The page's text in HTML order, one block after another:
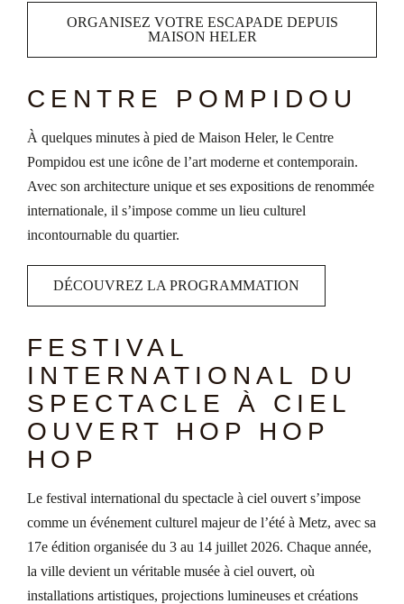
ORGANISEZ VOTRE ESCAPADE DEPUIS
MAISON HELER
CENTRE POMPIDOU
À quelques minutes à pied de Maison Heler, le Centre
Pompidou est une icône de l’art moderne et contemporain.
Avec son architecture unique et ses expositions de renommée
internationale, il s’impose comme un lieu culturel
incontournable du quartier.
DÉCOUVREZ LA PROGRAMMATION
FESTIVAL
INTERNATIONAL DU
SPECTACLE À CIEL
OUVERT HOP HOP
HOP
Le festival international du spectacle à ciel ouvert s’impose
comme un événement culturel majeur de l’été à Metz, avec sa
17e édition organisée du 3 au 14 juillet 2026. Chaque année,
la ville devient un véritable musée à ciel ouvert, où
installations artistiques, projections lumineuses et créations